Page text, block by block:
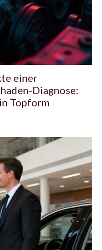
einer
Diagnose:
Topform